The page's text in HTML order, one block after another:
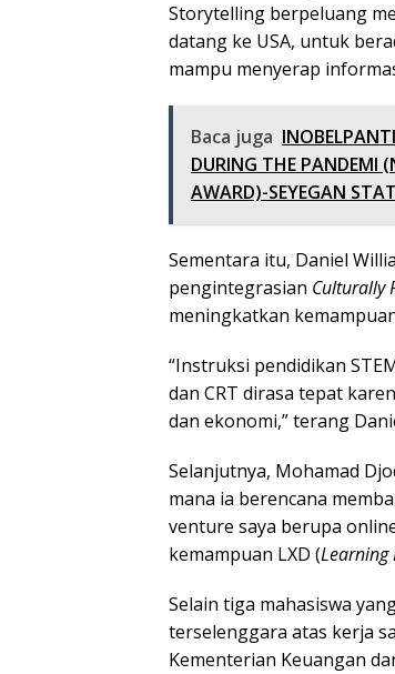
Storytelling berpeluang
datang ke USA, untuk
mampu menyerap
Baca juga
DURING THE PANDEMI
AWARD)-SEYEGAN
Sementara itu, Daniel
pengintegrasian Culturally
meningkatkan
“Instruksi pendidikan
dan CRT dirasa tepat
dan ekonomi,” terang
Selanjutnya, Mohamad
mana ia berencana
venture saya berupa
kemampuan LXD (Learning
Selain tiga mahasiswa
terselenggara atas kerja
Kementerian Keuangan